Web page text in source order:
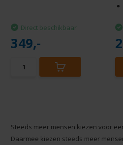
Direct beschikbaar
349,-
Steeds meer mensen kiezen voor
Daarmee kiezen steeds meer